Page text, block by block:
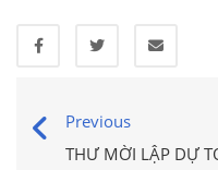
Previous
THƯ MỜI LẬP DỰ